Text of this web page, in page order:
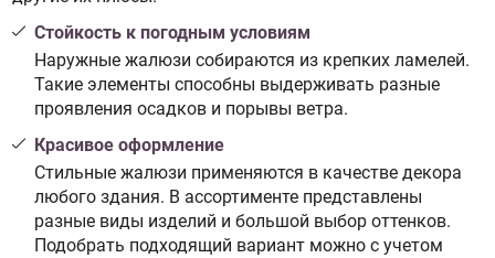
Стойкость к погодным условиям
Наружные жалюзи собираются из крепких ламелей.
Такие элементы способны выдерживать разные
проявления осадков и порывы ветра.
Красивое оформление
Стильные жалюзи применяются в качестве декора
любого здания. В ассортименте представлены
разные виды изделий и большой выбор оттенков.
Подобрать подходящий вариант можно с учетом